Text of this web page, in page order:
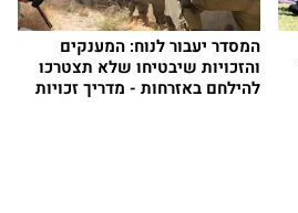
המסדר יעבור לנוח: המענקים
והזכויות שיבטיחו שלא תצטרכו
להילחם באזרחות - מדריך זכויות